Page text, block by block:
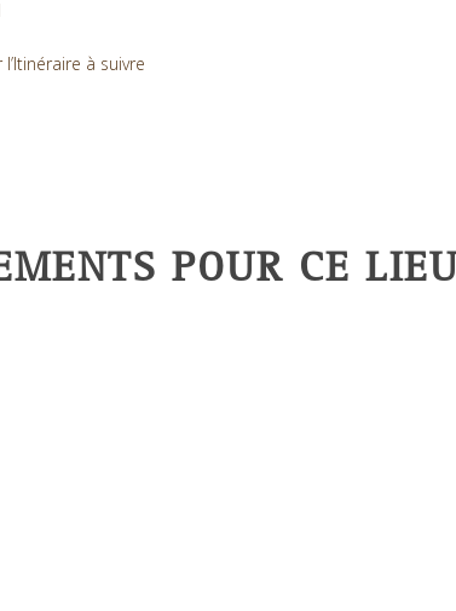
l’Itinéraire à suivre
POUR CE LIEU